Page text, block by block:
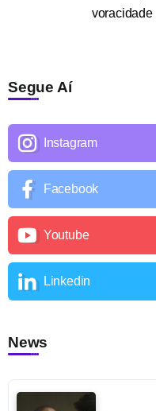
voracidade
Segue Aí
Instagram
Facebook
Youtube
Linkedin
News